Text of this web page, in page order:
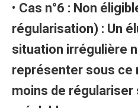
• Cas n°6 : Non
régularisation) : Un
situation irrégulière
représenter sous ce
moins de régulariser